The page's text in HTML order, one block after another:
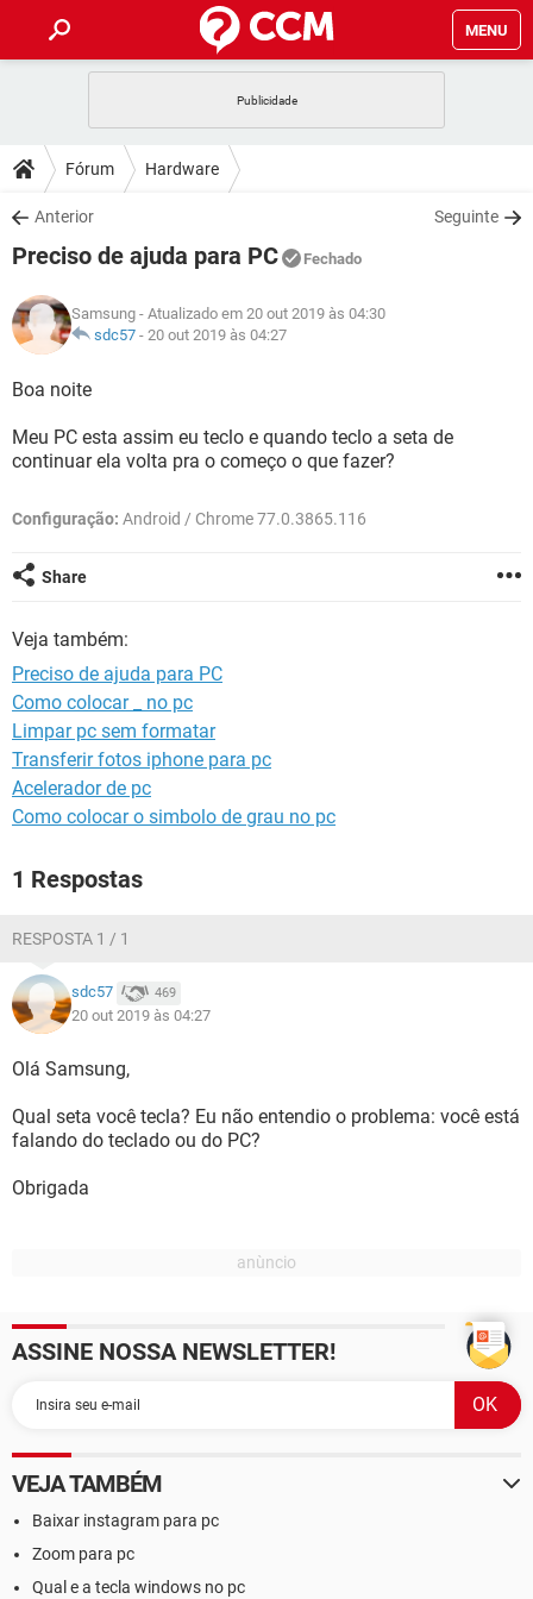
MENU
CELULAR
OUTLOOK
INSTAGRAM GMAIL
GUIA DE COMPRAS
DICAS
JOGOS
INSTAGRAM GMAIL
GUIA DE COMPRAS
DOWNLOADS
JOGOS WHATSAPP
CELULAR
OUTLOOK EXCEL
INSTAGRAM
JOGOS WHATSAPP
CELULAR
OUTLOOK
INSTAGRAM GMAIL
GLOSSÁRIO
OUTLOOK EXCEL
Fórum Hardware
Anterior Seguinte
Preciso de ajuda para PC Fechado
Samsung - Atualizado em 20 out 2019 às 04:30
sdc57 - 20 out 2019 às 04:27
Boa noite
Meu PC esta assim eu teclo e quando teclo a seta de
continuar ela volta pra o começo o que fazer?
Configuração: Android / Chrome 77.0.3865.116
Share
Veja também:
Preciso de ajuda para PC
Como colocar _ no pc
Limpar pc sem formatar
Transferir fotos iphone para pc
Acelerador de pc
Como colocar o simbolo de grau no pc
1 Respostas
RESPOSTA 1 / 1
sdc57 469
20 out 2019 às 04:27
Olá Samsung,
Qual seta você tecla? Eu não entendio o problema: você está
falando do teclado ou do PC?
Obrigada
ASSINE NOSSA NEWSLETTER!
VEJA TAMBÉM
Baixar instagram para pc
Zoom para pc
Qual e a tecla windows no pc